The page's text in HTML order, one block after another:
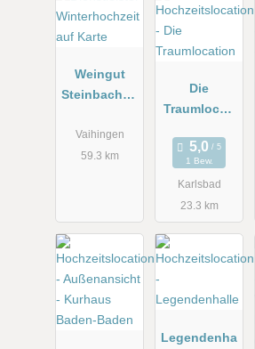
Weingut
Steinbachho
Stuttgart
Vaihingen
59.3 km
Die
Traumlocati
1 Bew.
Karlsbad
23.3 km
Legendenha